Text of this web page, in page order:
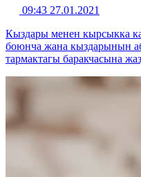
09:43 27.01.2021
Кыздары менен кырсыкка
боюнча жана кыздарынын
тармактагы баракчасына